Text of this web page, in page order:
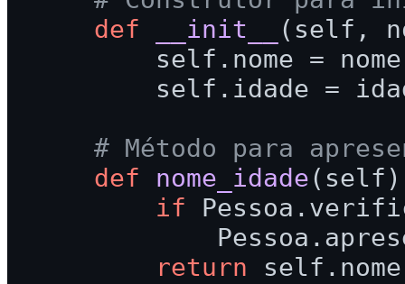
def
__init__ ( self,
self.nome =
self.idade =
# Método para
def
nome_idade( self
if
return